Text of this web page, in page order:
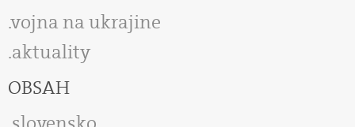
vojna na ukrajine
aktuality
OBSAH